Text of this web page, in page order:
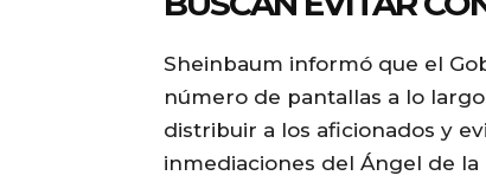
Sheinbaum informó que el
número de pantallas a lo
distribuir a los aficionados y
inmediaciones del Ángel de